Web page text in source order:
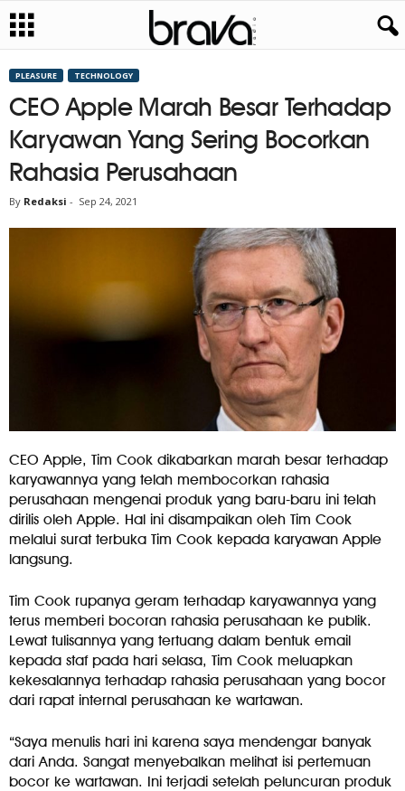
PLEASURE TECHNOLOGY
CEO Apple Marah Besar Terhadap
Karyawan Yang Sering Bocorkan
Rahasia Perusahaan
By Redaksi - Sep 24, 2021
CEO Apple, Tim Cook dikabarkan marah besar terhadap
karyawannya yang telah membocorkan rahasia
perusahaan mengenai produk yang baru-baru ini telah
dirilis oleh Apple. Hal ini disampaikan oleh Tim Cook
melalui surat terbuka Tim Cook kepada karyawan Apple
langsung.
Tim Cook rupanya geram terhadap karyawannya yang
terus memberi bocoran rahasia perusahaan ke publik.
Lewat tulisannya yang tertuang dalam bentuk email
kepada staf pada hari selasa, Tim Cook meluapkan
kekesalannya terhadap rahasia perusahaan yang bocor
dari rapat internal perusahaan ke wartawan.
“Saya menulis hari ini karena saya mendengar banyak
dari Anda. Sangat menyebalkan melihat isi pertemuan
bocor ke wartawan. Ini terjadi setelah peluncuran produk